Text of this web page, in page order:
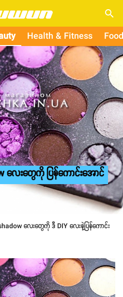
search
Health & Fitness
လေးတွေကို ပြန်ကောင်းအောင်
လေးတွေကို ဒီ DIY လေးနဲ့ပြန်ကောင်း